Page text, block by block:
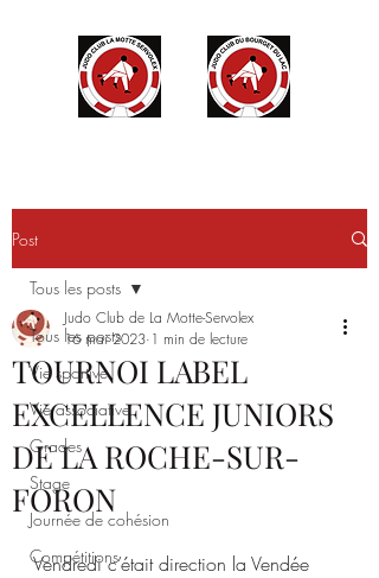
Post
Tous les posts
Vie sportive
Vie associative
Grades
Stage
Journée de cohésion
Compétitions
Tous les posts
TOURNOI LABEL
EXCELLENCE JUNIORS
DE LA ROCHE-SUR-
FORON
Judo Club de La Motte-Servolex
16 mai 2023 1 min de lecture
Vendredi c’était direction la Vendée